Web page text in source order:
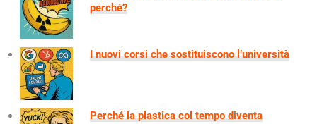
perché?
I nuovi corsi che sostituiscono l’università
Perché la plastica col tempo diventa